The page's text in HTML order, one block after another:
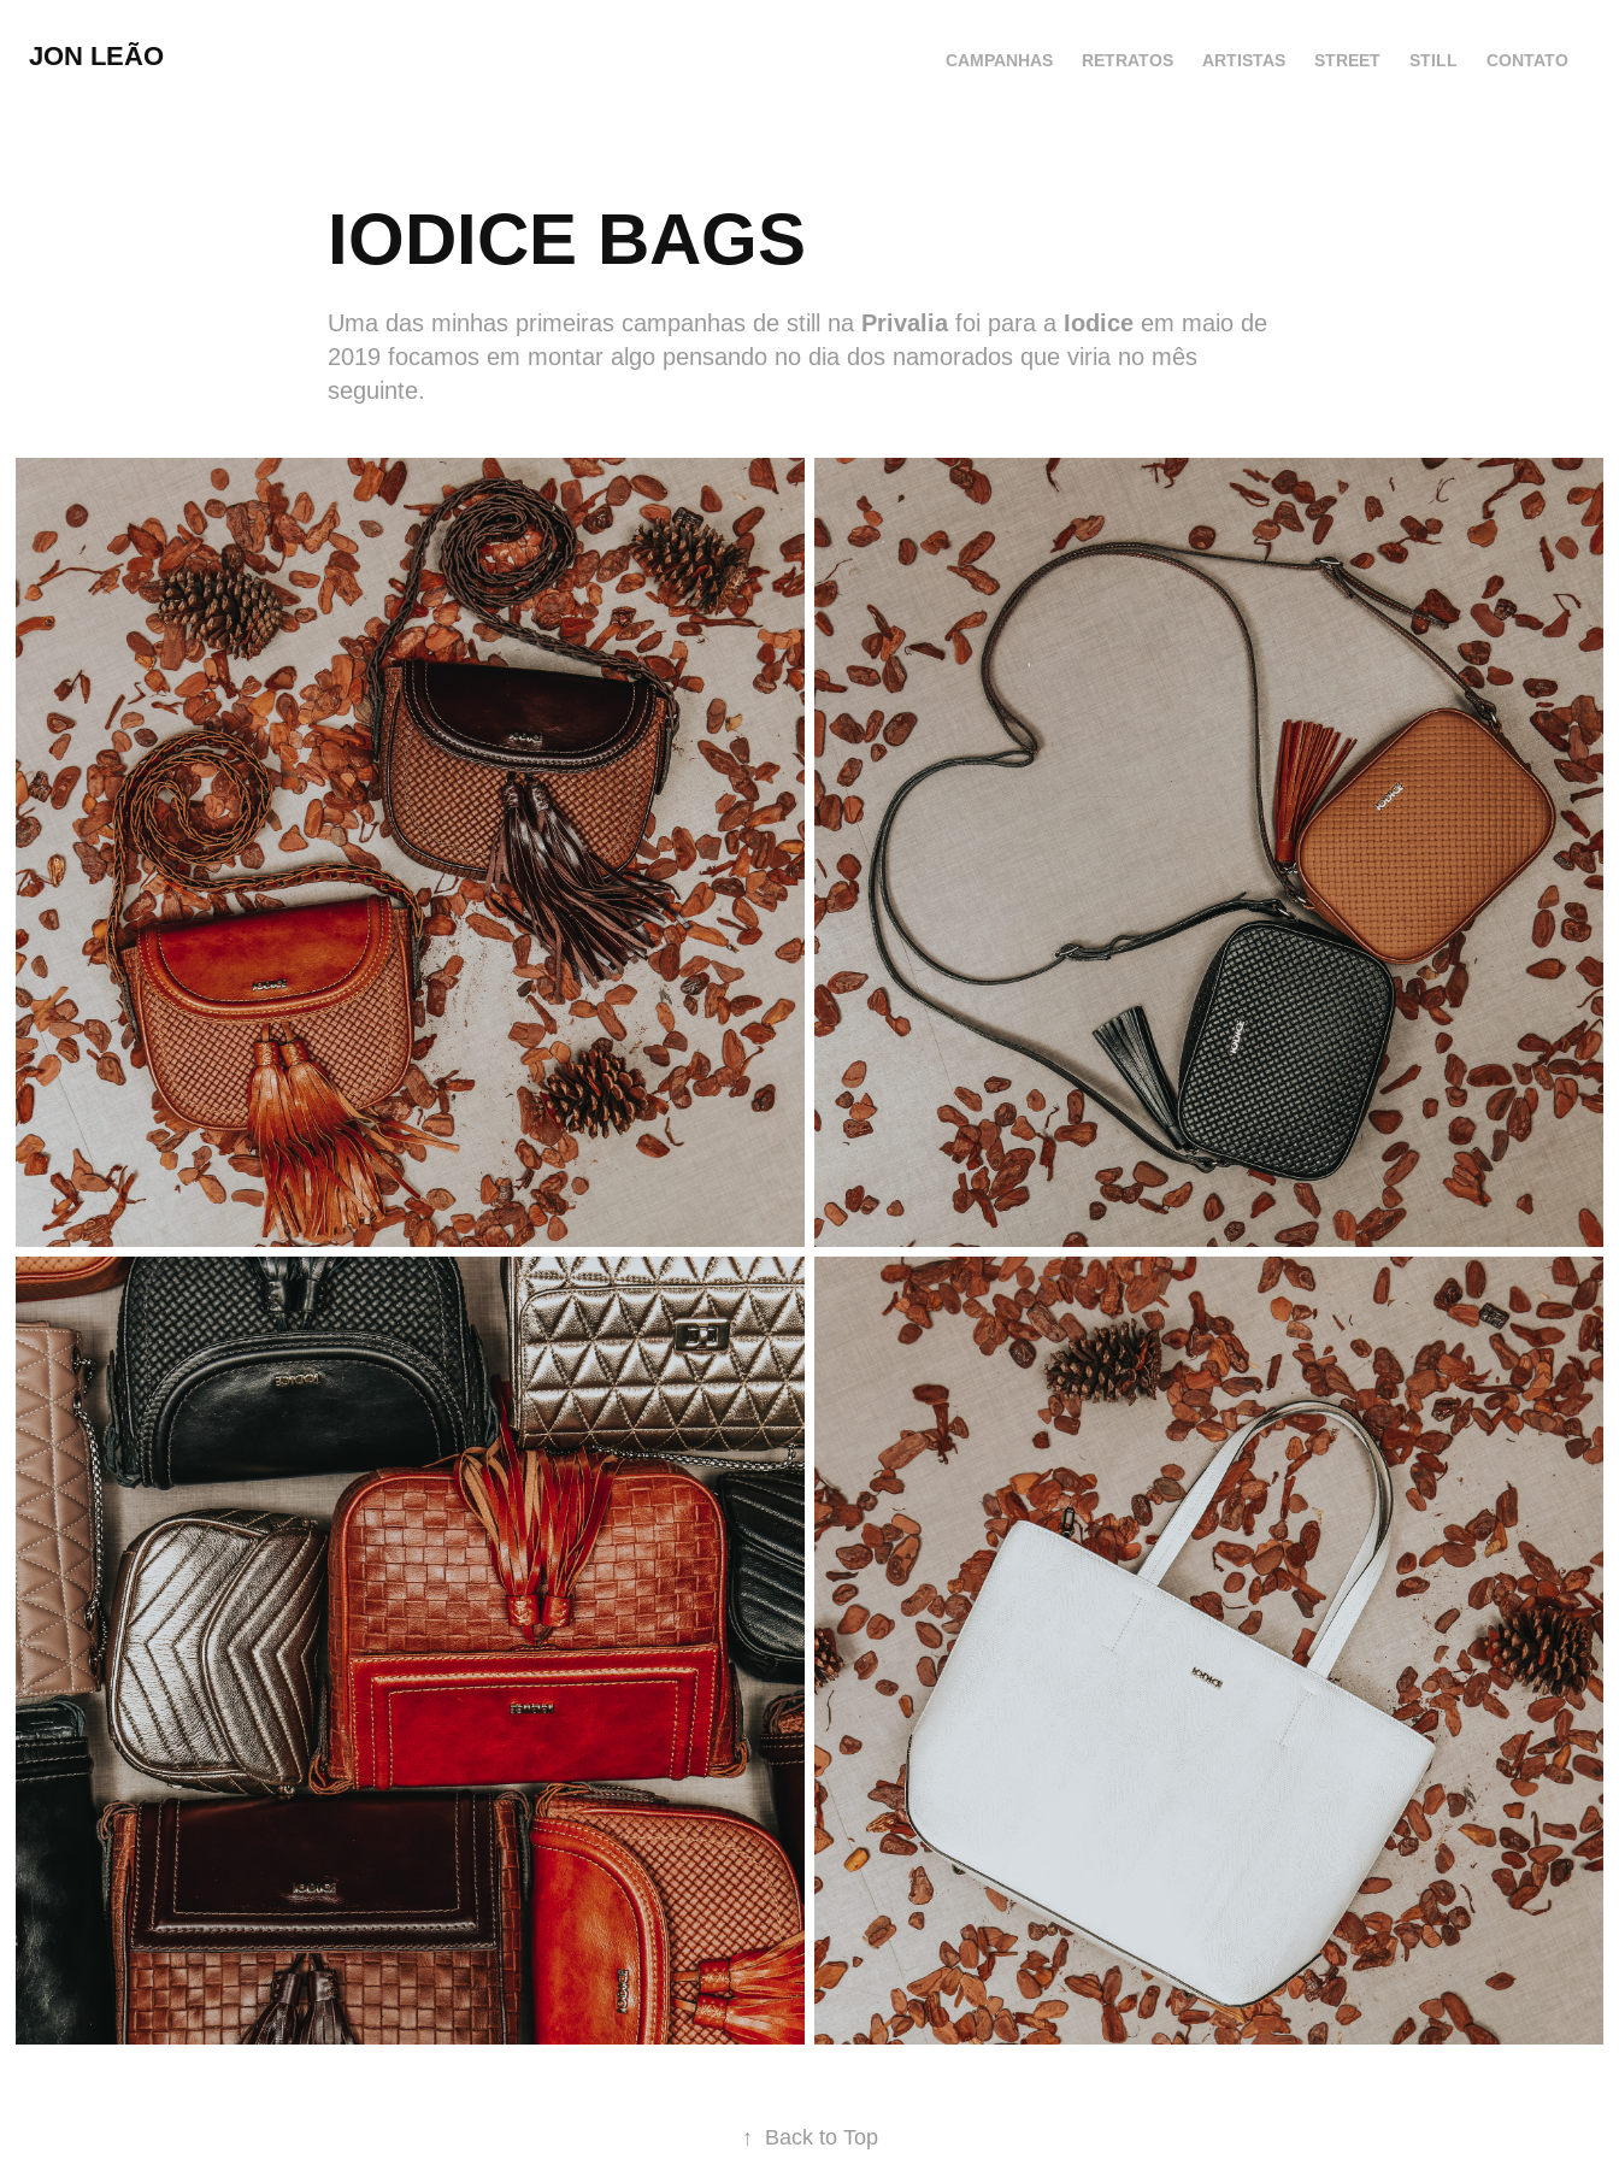
JON LEÃO CAMPANHAS RETRATOS ARTISTAS STREET STILL CONTATO
IODICE BAGS
Uma das minhas primeiras campanhas de still na Privaliafoi para a Iodiceem maio de
2019 focamos em montar algo pensando no dia dos namorados que viria no mês
seguinte.
↑ Back to Top